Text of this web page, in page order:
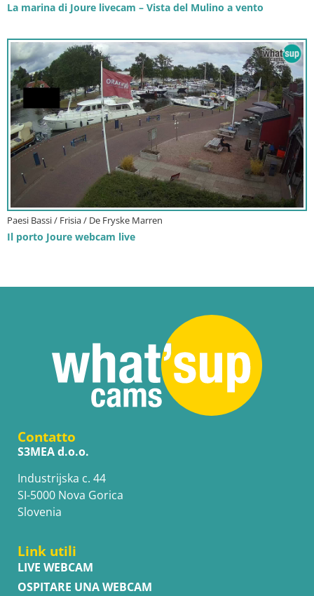
La marina di Joure livecam – Vista del Mulino a vento
Paesi Bassi / Frisia / De Fryske Marren
Il porto Joure webcam live
Contatto
S3MEA d.o.o.
Industrijska c. 44
SI-5000 Nova Gorica
Slovenia
Link utili
LIVE WEBCAM
OSPITARE UNA WEBCAM